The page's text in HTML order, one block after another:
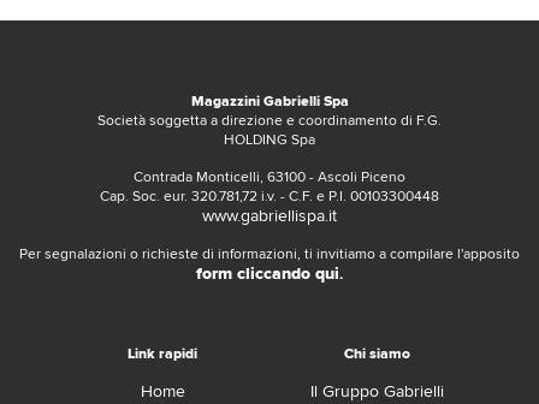
Magazzini Gabrielli Spa
Società soggetta a direzione e coordinamento di F.G.
HOLDING Spa
Contrada Monticelli, 63100 - Ascoli Piceno
Cap. Soc. eur. 320.781,72 i.v. - C.F. e P.I. 00103300448
www.gabriellispa.it
Per segnalazioni o richieste di informazioni, ti invitiamo a compilare l'apposito
form cliccando qui.
Link rapidi
Home
Chi siamo
Il Gruppo Gabrielli